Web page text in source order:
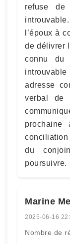
refuse de
l’époux à
de délivrer
connu du
adresse
verbal de
prochaine
conciliation
du
poursuivre.
Marine
2025-06-16
Nombre de